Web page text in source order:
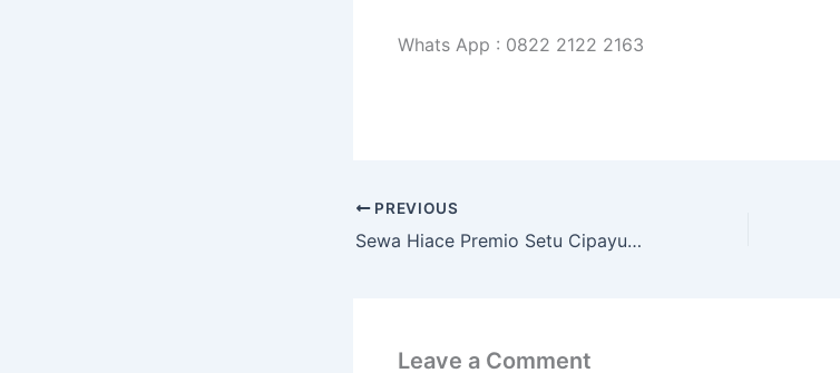
Whats App : 0822 2122 2163
PREVIOUS
Sewa Hiace Premio Setu Cipayung Jakarta Timur
Leave a Comment